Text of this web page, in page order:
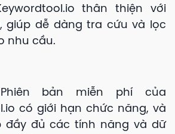
thân thiện với
giúp dễ dàng tra cứu và lọc
nhu cầu.
bản miễn phí của
có giới hạn chức năng, và
đầy đủ các tính năng và dữ